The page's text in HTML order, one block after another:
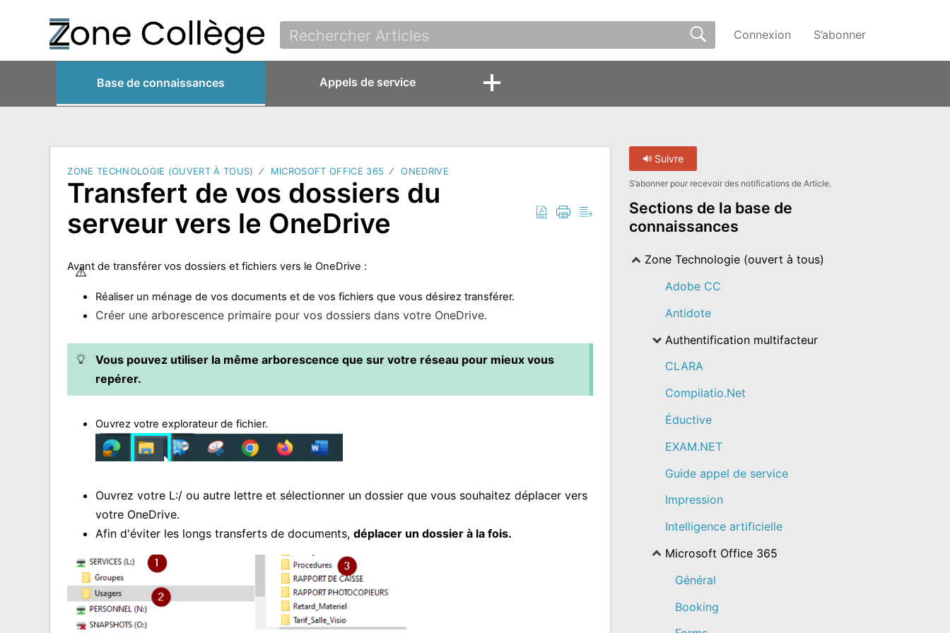
Connexion S’abonner
Base de connaissances Appels de service
ZONE TECHNOLOGIE (OUVERT À TOUS) MICROSOFT OFFICE 365 ONEDRIVE
Transfert de vos dossiers du
serveur vers le OneDrive
Avant de transférer vos dossiers et fichiers vers leOneDrive :
Réaliser un ménage de vos documents et de vos fichiers que vous désirez transférer.
Créer une arborescence primaire pour vos dossiers dans votre OneDrive.
Vous pouvez utiliser la même arborescence que sur votre réseau pour mieux vous
repérer.
Ouvrez votre explorateur defichier.
Ouvrez votre L:/ ou autre lettre et sélectionner un dossier que vous souhaitez déplacer vers
votre OneDrive.
Afin d'éviter les longs transferts de documents,déplacer un dossier à la fois.
Suivre
S’abonner pour recevoir des notifications de Article.
Sections de la base de
connaissances
Zone Technologie (ouvert à tous)
Adobe CC
Antidote
Authentification multifacteur
CLARA
Compilatio.Net
Éductive
EXAM.NET
Guide appel de service
Impression
Intelligence artificielle
Microsoft Office 365
Général
Booking